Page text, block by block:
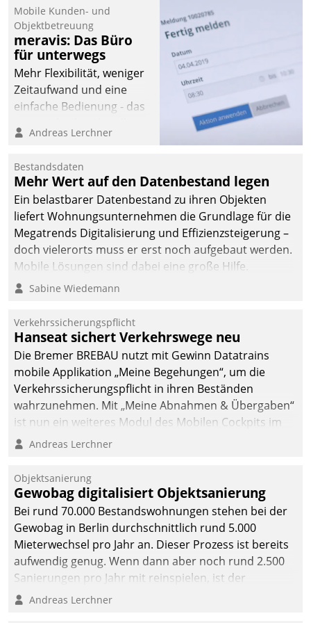
Mobile Kunden- und
Objektbetreuung
meravis: Das Büro
für unterwegs
Mehr Flexibilität, weniger
Zeitaufwand und eine
einfache Bedienung - das
Cockpit für mobile
Datatrain. Die meravis
Wohnungsbau- und
Immobilien GmbH hat
sich dabei für den Betrieb
der Lösung über die SAP
Cloud Platform
entschieden - als erstes
Unternehmen am
Andreas Lerchner
Bestandsdaten
Mehr Wert auf den Datenbestand legen
Ein belastbarer Datenbestand zu ihren Objekten
liefert Wohnungsunternehmen die Grundlage für die
Megatrends Digitalisierung und Effizienzsteigerung –
doch vielerorts muss er erst noch aufgebaut werden.
Mobile Lösungen sind dabei eine große Hilfe.
Sabine Wiedemann
Verkehrssicherungspflicht
Hanseat sichert Verkehrswege neu
Die Bremer BREBAU nutzt mit Gewinn Datatrains
mobile Applikation „Meine Begehungen“, um die
Verkehrssicherungspflicht in ihren Beständen
wahrzunehmen. Mit „Meine Abnahmen & Übergaben“
ist nun ein weiteres Modul des Mobilen Cockpits im
Einsatz.
Andreas Lerchner
Objektsanierung
Gewobag digitalisiert Objektsanierung
Bei rund 70.000 Bestandswohnungen stehen bei der
Gewobag in Berlin durchschnittlich rund 5.000
Mieterwechsel pro Jahr an. Dieser Prozess ist bereits
aufwendig genug. Wenn dann aber noch rund 2.500
Sanierungen pro Jahr mit reinspielen, ist der
Betreuungs- und Organisationsaufwand immens. Im
Andreas Lerchner